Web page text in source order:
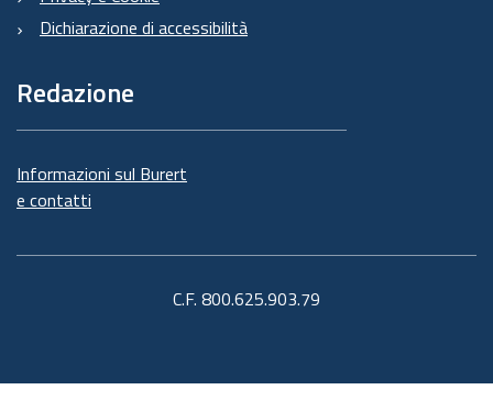
Dichiarazione di accessibilità
Redazione
Informazioni sul Burert
e contatti
C.F. 800.625.903.79